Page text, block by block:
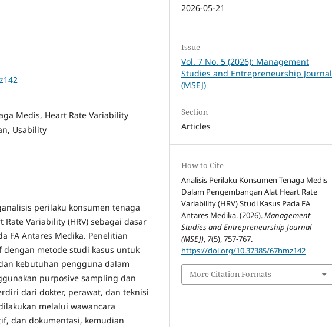
Medis, Heart Rate Variability
Usability
perilaku konsumen tenaga
Variability (HRV) sebagai dasar
FA Antares Medika. Penelitian
metode studi kasus untuk
kebutuhan pengguna dalam
purposive sampling dan
dari dokter, perawat, dan teknisi
melalui wawancara
dan dokumentasi, kemudian
2026-05-21
Issue
Vol. 7 No. 5 (2026): Management
Studies and Entrepreneurship Journal
(MSEJ)
Section
Articles
How to Cite
Analisis Perilaku Konsumen Tenaga Medis
Dalam Pengembangan Alat Heart Rate
Variability (HRV) Studi Kasus Pada FA
Antares Medika. (2026).Management
Studies and Entrepreneurship Journal
(MSEJ), 7(5), 757-767.
https://doi.org/10.37385/67hmz142
More Citation Formats